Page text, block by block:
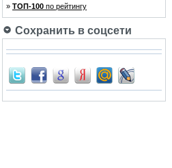
» ТОП-100 по рейтингу
Сохранить в соцсети